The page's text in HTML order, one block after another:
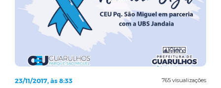
765 visualizações
23/11/2017, às 8:33